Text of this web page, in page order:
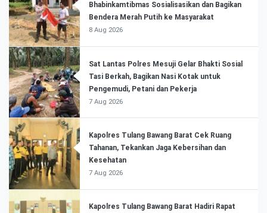
Bhabinkamtibmas Sosialisasikan dan Bagikan
Bendera Merah Putih ke Masyarakat
8 Aug 2026
Sat Lantas Polres Mesuji Gelar Bhakti Sosial
Tasi Berkah, Bagikan Nasi Kotak untuk
Pengemudi, Petani dan Pekerja
7 Aug 2026
Kapolres Tulang Bawang Barat Cek Ruang
Tahanan, Tekankan Jaga Kebersihan dan
Kesehatan
7 Aug 2026
Kapolres Tulang Bawang Barat Hadiri Rapat